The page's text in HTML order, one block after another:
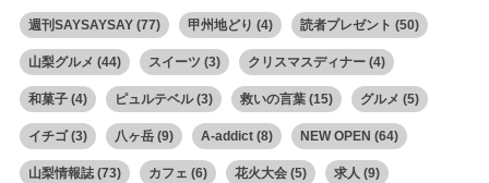
週刊SAYSAYSAY(77) 甲州地どり (4) 読者プレゼント (50)
山梨グルメ (44) スイーツ (3) クリスマスディナー(4)
和菓子(4) ピュルテベル(3) 救いの言葉(15) グルメ (5)
イチゴ(3) 八ヶ岳(9) A-addict(8) NEW OPEN (64)
山梨情報誌(73) カフェ (6) 花火大会(5) 求人 (9)